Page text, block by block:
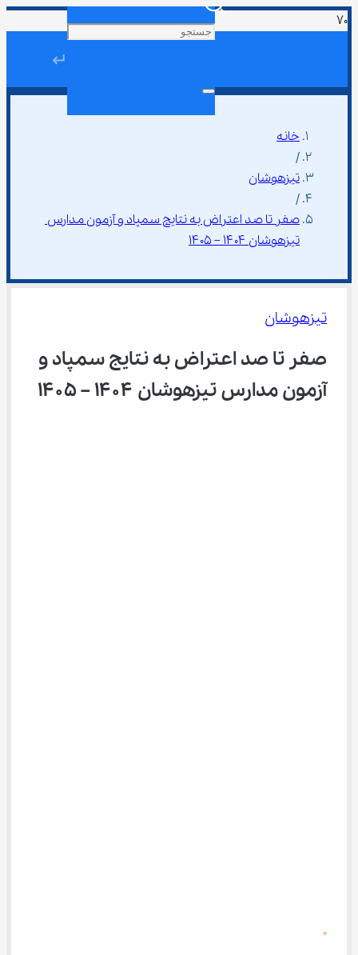
↵
خانه
/
تیزهوشان
/
صفر تا صد اعتراض به نتایج سمپاد و آزمون مدارس
تیزهوشان ۱۴۰۴ – ۱۴۰۵
تیزهوشان
صفر تا صد اعتراض به نتایج سمپاد و
آزمون مدارس تیزهوشان ۱۴۰۴ – ۱۴۰۵
0